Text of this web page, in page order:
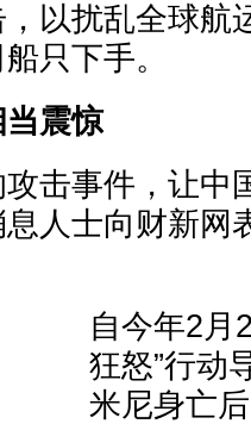
以扰乱全球航
只下手。
震惊
击事件，让中
人士向财新网
自今年2月
狂怒”行动
米尼身亡